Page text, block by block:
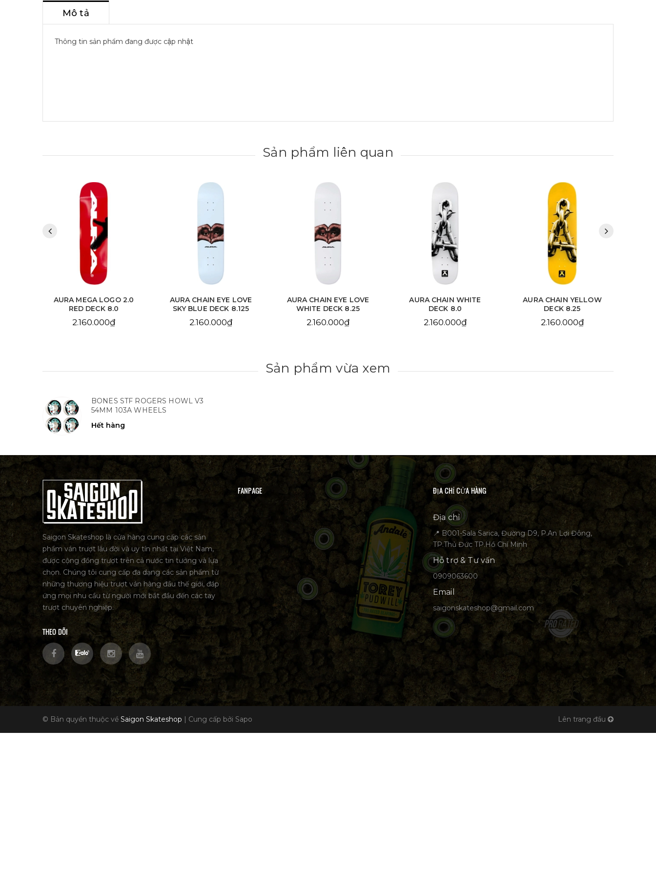
Mô tả
Thông tin sản phẩm đang được cập nhật
Sản phẩm liên quan
AURA MEGA LOGO 2.0
RED DECK 8.0
2.160.000₫
AURA CHAIN EYE LOVE
SKY BLUE DECK 8.125
2.160.000₫
AURA CHAIN EYE LOVE
WHITE DECK 8.25
2.160.000₫
AURA CHAIN WHITE
DECK 8.0
2.160.000₫
AURA CHAIN YELLOW
DECK 8.25
2.160.000₫
Sản phẩm vừa xem
BONES STF ROGERS HOWL V3
54MM 103A WHEELS
Hết hàng
Saigon Skateshop là cửa hàng cung cấp các sản
phẩm ván trượt lâu đời và uy tín nhất tại Việt Nam,
được cộng đồng trượt trên cả nước tin tưởng và lựa
chọn. Chúng tôi cung cấp đa dạng các sản phẩm từ
những thương hiệu trượt ván hàng đầu thế giới, đáp
ứng mọi nhu cầu từ người mới bắt đầu đến các tay
trượt chuyên nghiệp.
THEO DÕI
FANPAGE ĐỊA CHỈ CỬA HÀNG
Địa chỉ
📍 B001-Sala Sarica, Đường D9, P.An Lợi Đông,
TP.Thủ Đức TP.Hồ Chí Minh
Hỗ trợ & Tư vấn
0909063600
Email
saigonskateshop@gmail.com
© Bản quyền thuộc về Saigon Skateshop | Cung cấp bởi Sapo Lên trang đầu